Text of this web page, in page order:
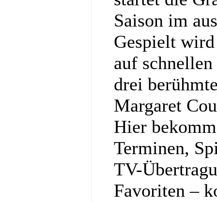
Saison im
Gespielt
auf
drei
Margaret
Hier
Terminen,
TV-
Favoriten –